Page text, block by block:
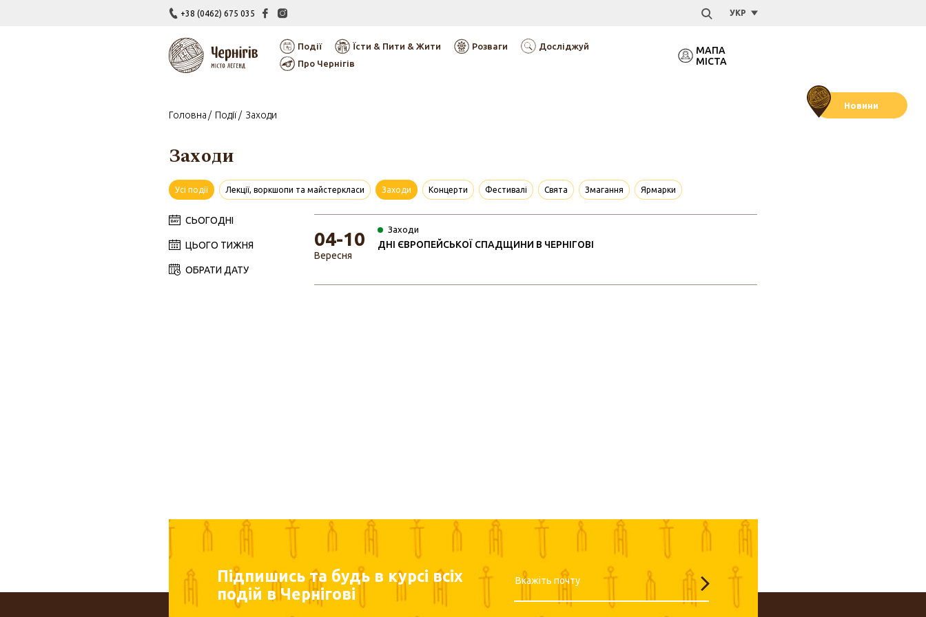
+38 (0462) 675 035 УКР
Події Їсти & Пити & Жити Розваги
Досліджуй
Про Чернігів
МАПА
МІСТА
Новини
Головна Події Заходи
Заходи
Усі події Лекції, воркшопи та майстеркласи Заходи Концерти Фестивалі Свята Змагання Ярмарки
СЬОГОДНІ
ЦЬОГО ТИЖНЯ
ОБРАТИ ДАТУ
04-10
Вересня
Заходи
ДНІ ЄВРОПЕЙСЬКОЇ СПАДЩИНИ В ЧЕРНІГОВІ
Підпишись та будь в курсі всіх
подій в Чернігові